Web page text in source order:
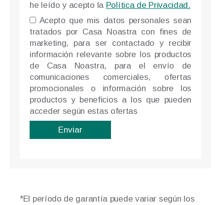
he leído y acepto la Política de Privacidad.
Acepto que mis datos personales sean
tratados por Casa Noastra con fines de
marketing, para ser contactado y recibir
información relevante sobre los productos
de Casa Noastra, para el envío de
comunicaciones comerciales, ofertas
promocionales o información sobre los
productos y beneficios a los que pueden
acceder según estas ofertas
Please
*El período de garantía puede variar según los